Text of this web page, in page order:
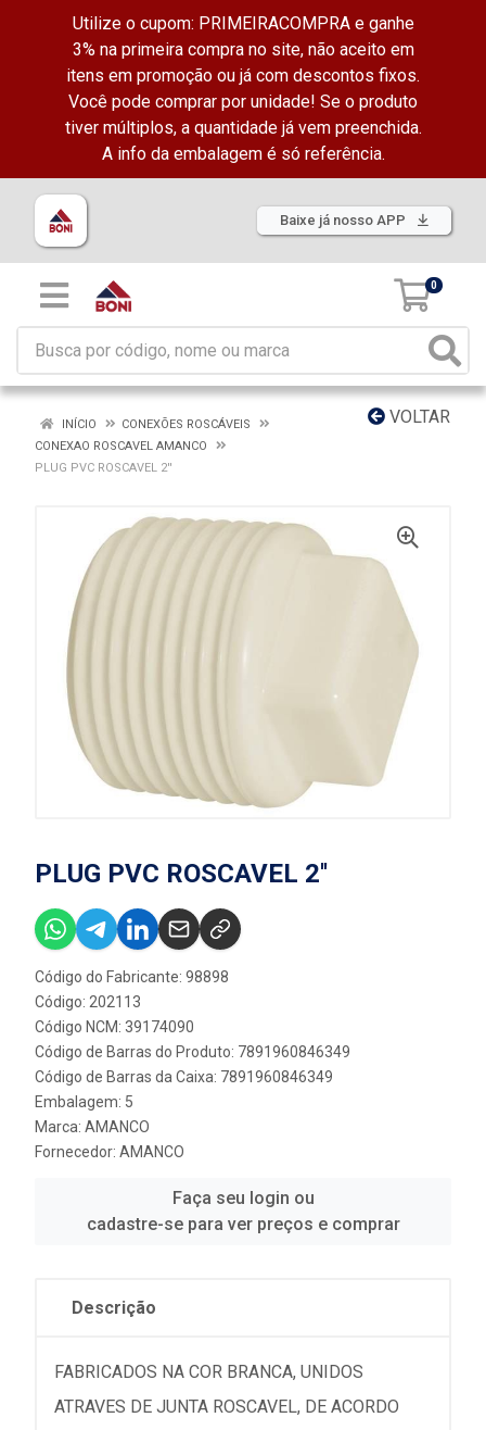
Utilize o cupom: PRIMEIRACOMPRA e ganhe
3% na primeira compra no site, não aceito em
itens em promoção ou já com descontos fixos.
Você pode comprar por unidade! Se o produto
tiver múltiplos, a quantidade já vem preenchida.
A info da embalagem é só referência.
Baixe já nosso APP
0
VOLTAR
INÍCIO
CONEXÕES ROSCÁVEIS
CONEXAO ROSCAVEL AMANCO
PLUG PVC ROSCAVEL 2''
PLUG PVC ROSCAVEL 2''
Código do Fabricante: 98898
Código: 202113
Código NCM: 39174090
Código de Barras do Produto: 7891960846349
Código de Barras da Caixa: 7891960846349
Embalagem: 5
Marca: AMANCO
Fornecedor: AMANCO
Faça seu login ou
cadastre-se para ver preços e comprar
Descrição
FABRICADOS NA COR BRANCA, UNIDOS
ATRAVES DE JUNTA ROSCAVEL, DE ACORDO